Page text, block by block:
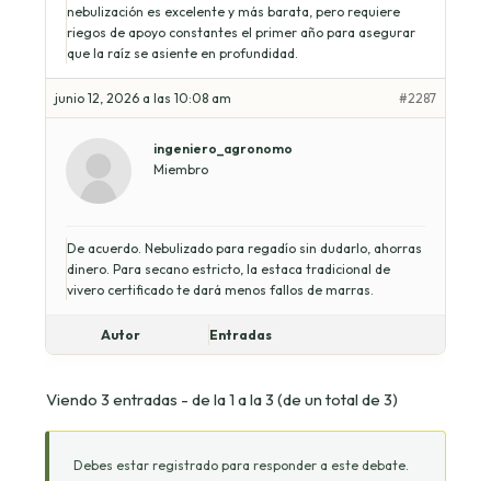
nebulización es excelente y más barata, pero requiere
riegos de apoyo constantes el primer año para asegurar
que la raíz se asiente en profundidad.
junio 12, 2026 a las 10:08 am #2287
ingeniero_agronomo
Miembro
De acuerdo. Nebulizado para regadío sin dudarlo, ahorras
dinero. Para secano estricto, la estaca tradicional de
vivero certificado te dará menos fallos de marras.
Autor Entradas
Viendo 3 entradas - de la 1 a la 3 (de un total de 3)
Debes estar registrado para responder a este debate.